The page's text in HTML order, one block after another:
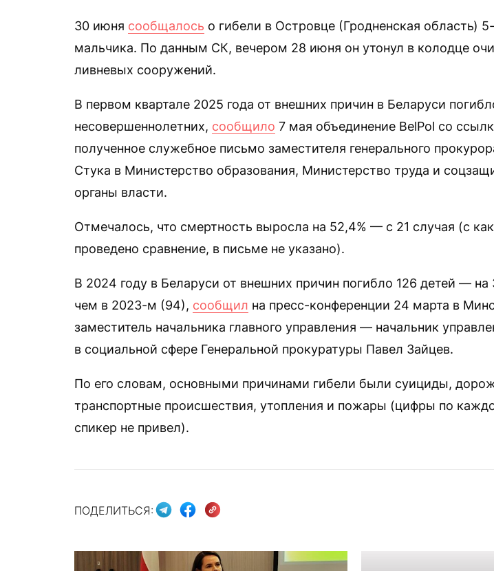
30 июня сообщалось о гибели в Островце (Гродненская область)
мальчика. По данным СК, вечером 28 июня он утонул в колодце
ливневых сооружений.
В первом квартале 2025 года от внешних причин в Беларуси
несовершеннолетних, сообщило 7 мая объединение BelPol со
полученное служебное письмо заместителя генерального
Стука в Министерство образования, Министерство труда и
органы власти.
Отмечалось, что смертность выросла на 52,4% — с 21 случая (с
проведено сравнение, в письме не указано).
В 2024 году в Беларуси от внешних причин погибло 126 детей —
чем в 2023-м (94), сообщил на пресс-конференции 24 марта в
заместитель начальника главного управления — начальник
в социальной сфере Генеральной прокуратуры Павел Зайцев.
По его словам, основными причинами гибели были суициды,
транспортные происшествия, утопления и пожары (цифры по
спикер не привел).
ПОДЕЛИТЬСЯ: